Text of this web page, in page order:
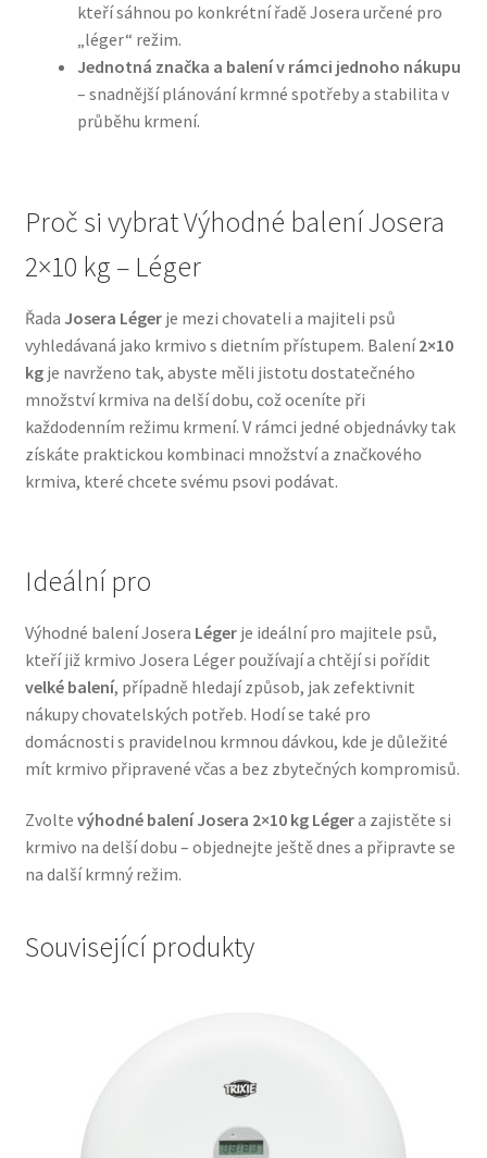
Hračky pro psy
Konzervy a kapsičky pro psy
Oblečky pro psy
Pamlsky pro psy
Pelíšky pro psy
Ortopedické pelíšky
Přepravky pro psy
Royal Canin pro psy
Veterinární dieta pro psy
Vodítka a obojky
Wolf of Wilderness
kteří sáhnou po konkrétní řadě Josera určené pro
„léger“ režim.
Jednotná značka a balení v rámci jednoho nákupu
– snadnější plánování krmné spotřeby a stabilita v
průběhu krmení.
Proč si vybrat Výhodné balení Josera
2×10 kg – Léger
Řada Josera Légerje mezi chovateli a majiteli psů
vyhledávaná jako krmivo s dietním přístupem. Balení2×10
kgje navrženo tak, abyste měli jistotu dostatečného
množství krmiva na delší dobu, což oceníte při
každodenním režimu krmení. V rámci jedné objednávky tak
získáte praktickou kombinaci množství a značkového
krmiva, které chcete svému psovi podávat.
Ideální pro
Výhodné balení Josera Légerje ideální pro majitele psů,
kteří již krmivo Josera Léger používají a chtějí si pořídit
velké balení, případně hledají způsob, jak zefektivnit
nákupy chovatelských potřeb. Hodí se také pro
domácnosti s pravidelnou krmnou dávkou, kde je důležité
mít krmivo připravené včas a bez zbytečných kompromisů.
Zvolte výhodné balení Josera 2×10 kg Légera zajistěte si
krmivo na delší dobu – objednejte ještě dnes a připravte se
na další krmný režim.
Související produkty